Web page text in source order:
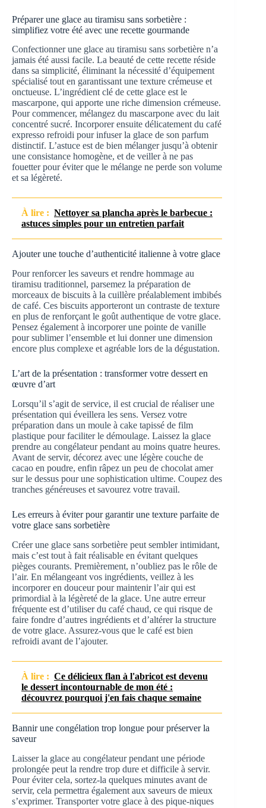
Préparer une glace au tiramisu sans sorbetière :
simplifiez votre été avec une recette gourmande
Confectionner une glace au tiramisu sans sorbetière n’a
jamais été aussi facile. La beauté de cette recette réside
dans sa simplicité, éliminant la nécessité d’équipement
spécialisé tout en garantissant une texture crémeuse et
onctueuse. L’ingrédient clé de cette glace est le
mascarpone, qui apporte une riche dimension crémeuse.
Pour commencer, mélangez du mascarpone avec du lait
concentré sucré. Incorporer ensuite délicatement du café
expresso refroidi pour infuser la glace de son parfum
distinctif. L’astuce est de bien mélanger jusqu’à obtenir
une consistance homogène, et de veiller à ne pas
fouetter pour éviter que le mélange ne perde son volume
et sa légèreté.
À lire : Nettoyer sa plancha après le barbecue :
astuces simples pour un entretien parfait
Ajouter une touche d’authenticité italienne à votre glace
Pour renforcer les saveurs et rendre hommage au
tiramisu traditionnel, parsemez la préparation de
morceaux de biscuits à la cuillère préalablement imbibés
de café. Ces biscuits apporteront un contraste de texture
en plus de renforçant le goût authentique de votre glace.
Pensez également à incorporer une pointe de vanille
pour sublimer l’ensemble et lui donner une dimension
encore plus complexe et agréable lors de la dégustation.
L’art de la présentation : transformer votre dessert en
œuvre d’art
Lorsqu’il s’agit de service, il est crucial de réaliser une
présentation qui éveillera les sens. Versez votre
préparation dans un moule à cake tapissé de film
plastique pour faciliter le démoulage. Laissez la glace
prendre au congélateur pendant au moins quatre heures.
Avant de servir, décorez avec une légère couche de
cacao en poudre, enfin râpez un peu de chocolat amer
sur le dessus pour une sophistication ultime. Coupez des
tranches généreuses et savourez votre travail.
Les erreurs à éviter pour garantir une texture parfaite de
votre glace sans sorbetière
Créer une glace sans sorbetière peut sembler intimidant,
mais c’est tout à fait réalisable en évitant quelques
pièges courants. Premièrement, n’oubliez pas le rôle de
l’air. En mélangeant vos ingrédients, veillez à les
incorporer en douceur pour maintenir l’air qui est
primordial à la légèreté de la glace. Une autre erreur
fréquente est d’utiliser du café chaud, ce qui risque de
faire fondre d’autres ingrédients et d’altérer la structure
de votre glace. Assurez-vous que le café est bien
refroidi avant de l’ajouter.
À lire : Ce délicieux flan à l'abricot est devenu
le dessert incontournable de mon été :
découvrez pourquoi j'en fais chaque semaine
Bannir une congélation trop longue pour préserver la
saveur
Laisser la glace au congélateur pendant une période
prolongée peut la rendre trop dure et difficile à servir.
Pour éviter cela, sortez-la quelques minutes avant de
servir, cela permettra également aux saveurs de mieux
s’exprimer. Transporter votre glace à des pique-niques